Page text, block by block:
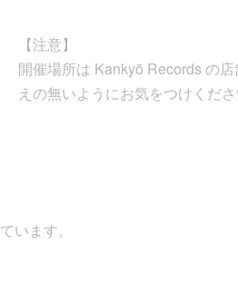
【注意】
開催場所は Kankyō Records の
えの無いようにお気をつけくださ
ます。